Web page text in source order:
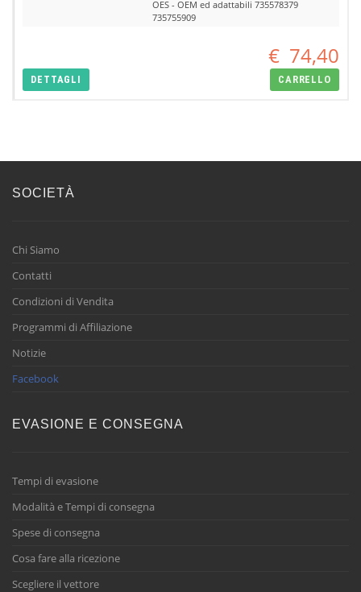
OES - OEM ed adattabili 735578379
735755909
€ 74,40
DETTAGLI CARRELLO
SOCIETÀ
Chi Siamo
Contatti
Condizioni di Vendita
Programmi di Affiliazione
Notizie
Facebook
EVASIONE E CONSEGNA
Tempi di evasione
Modalità e Tempi di consegna
Spese di consegna
Cosa fare alla ricezione
Scegliere il vettore